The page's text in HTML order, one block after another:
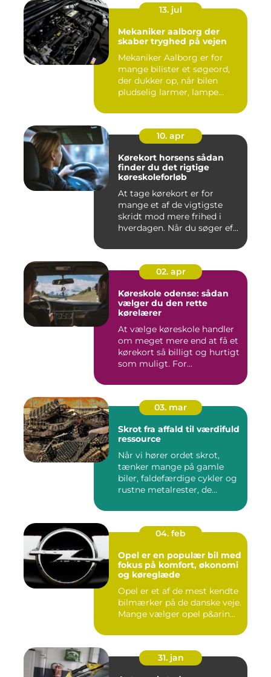
13. jul
Mekaniker aalborg der
skaber tryghed på vejen
Mekaniker Aalborg er for
mange bilister et søgeord,
der dukker op, når bilen
pludselig larmer, lampe...
10. apr
Kørekort horsens sådan
finder du det rigtige
køreskoleforløb
At tage kørekort er for
mange et af de vigtigste
skridt mod mere frihed i
hverdagen. Når du søger ef...
02. apr
Køreskole odense: sådan
vælger du den rette
kørelærer
At vælge køreskole handler
om meget mere end at få et
kørekort så billigt og hurtigt
som muligt. For...
03. mar
Skrot fra affald til værdifuld
ressource
Når vi hører ordet skrot,
tænker mange på gamle
biler, faldefærdige cykler og
rustne metalrester, de...
04. feb
Opel er en populær bil med
fokus på komfort, økonomi
og køreglæde
Opel er et af de mest kendte
bilmærker på de danske veje.
Mange vælger opel p&arin...
31. jan